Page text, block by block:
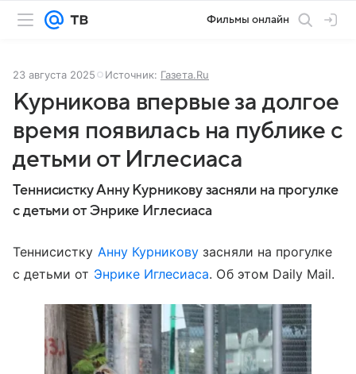
Фильмы онлайн
23 августа 2025 Источник: Газета.Ru
Курникова впервые за долгое
время появилась на публике с
детьми от Иглесиаса
Теннисистку Анну Курникову засняли на прогулке
с детьми от Энрике Иглесиаса
Теннисистку Анну Курникову засняли на прогулке
с детьми от Энрике Иглесиаса. Об этом Dailу Mail.